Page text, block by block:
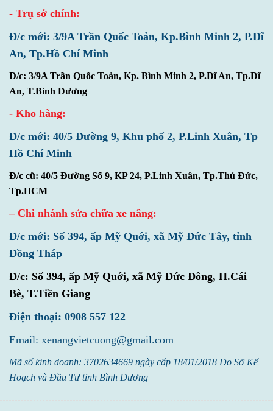
- Trụ sở chính:
Đ/c mới: 3/9A Trần Quốc Toản, Kp.Bình Minh 2, P.Dĩ
An, Tp.Hồ Chí Minh
Đ/c: 3/9A Trần Quốc Toản, Kp. Bình Minh 2, P.Dĩ An, Tp.Dĩ
An, T.Bình Dương
- Kho hàng:
Đ/c mới: 40/5 Đường 9, Khu phố 2, P.Linh Xuân, Tp
Hồ Chí Minh
Đ/c cũ: 40/5 Đường Số 9, KP 24, P.Linh Xuân, Tp.Thủ Đức,
Tp.HCM
– Chi nhánh sửa chữa xe nâng:
Đ/c mới: Số 394, ấp Mỹ Quới, xã Mỹ Đức Tây, tỉnh
Đồng Tháp
Đ/c: Số 394, ấp Mỹ Quới, xã Mỹ Đức Đông, H.Cái
Bè, T.Tiền Giang
Điện thoại: 0908 557 122
Email: xenangvietcuong@gmail.com
Mã số kinh doanh: 3702634669 ngày cấp 18/01/2018 Do Sở Kế
Hoạch và Đầu Tư tỉnh Bình Dương